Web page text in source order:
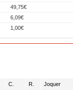
49,75€
6,09€
1,00€
C. R. Joquer